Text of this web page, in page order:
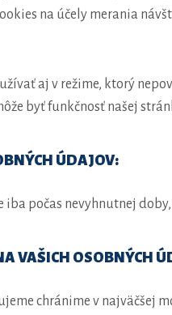
na účely merania
aj v režime, ktorý
byť funkčnosť našej
ÚDAJOV:
iba počas nevyhnutnej
VAŠICH OSOBNÝCH
chránime v najväčšej